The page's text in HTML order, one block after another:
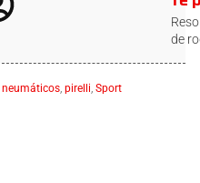
de
neumáticos, pirelli, Sport